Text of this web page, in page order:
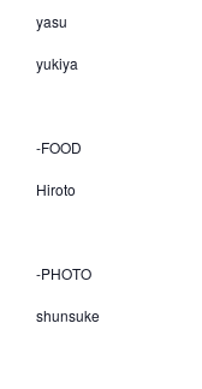
yasu
yukiya
-FOOD
Hiroto
-PHOTO
shunsuke